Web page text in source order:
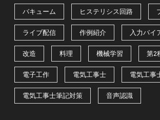
バキューム ヒステリシス回路
ライブ配信 作例紹介 入力バイ
改造 料理 機械学習 第2
電子工作 電気工事士 電気工事
電気工事士筆記対策 音声認識